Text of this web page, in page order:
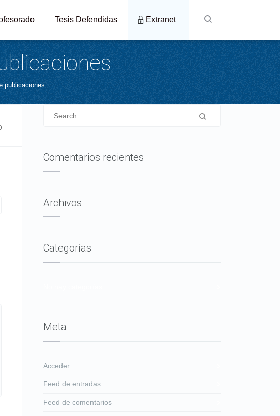
Tesis Defendidas Extranet
publicaciones
Comentarios recientes
Archivos
Categorías
Meta
Acceder
Feed de entradas
Feed de comentarios